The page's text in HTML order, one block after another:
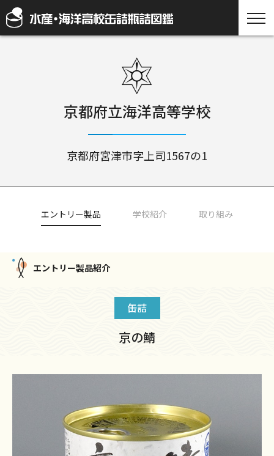
京都府立海洋高等学校
京都府宮津市字上司1567の1
エントリー製品 学校紹介 取り組み
エントリー製品紹介
缶詰
京の鯖